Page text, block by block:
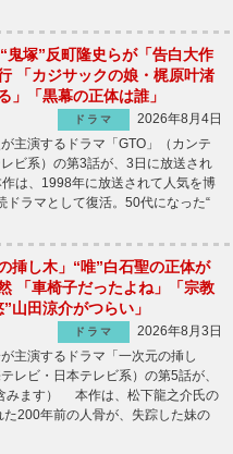
“鬼塚”反町隆史らが「告白大作
「カジサックの娘・梶原叶渚
」「黒幕の正体は誰」
ドラマ
2026年8月4日
主演するドラマ「GTO」（カンテ
ビ系）の第3話が、3日に放送され
は、1998年に放送されて人気を博
ドラマとして復活。50代になった“
挿し木」“唯”白石聖の正体が
「車椅子だったよね」「宗教
山田涼介がつらい」
ドラマ
2026年8月3日
主演するドラマ「一次元の挿し
レビ・日本テレビ系）の第5話が、
みます） 本作は、松下龍之介氏の
200年前の人骨が、失踪した妹の